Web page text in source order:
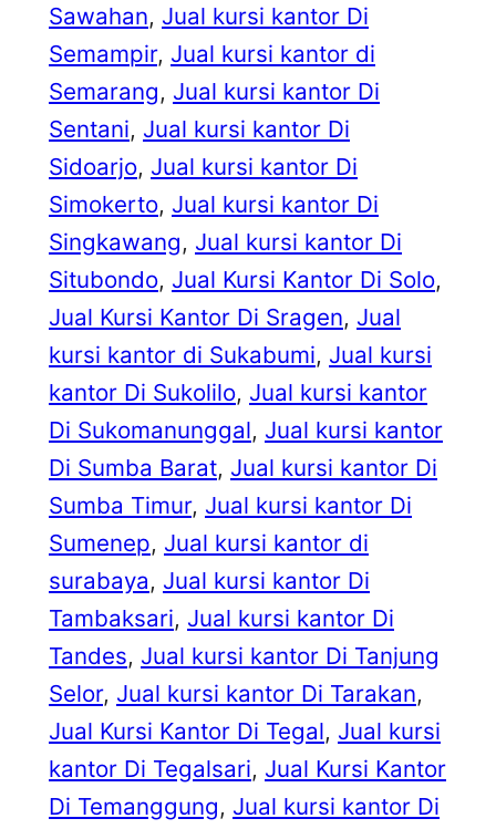
Sawahan, Jual kursi kantor Di
Semampir, Jual kursi kantor di
Semarang, Jual kursi kantor Di
Sentani, Jual kursi kantor Di
Sidoarjo, Jual kursi kantor Di
Simokerto, Jual kursi kantor Di
Singkawang, Jual kursi kantor Di
Situbondo, Jual Kursi Kantor Di Solo
Jual Kursi Kantor Di Sragen, Jual
kursi kantor di Sukabumi, Jual kursi
kantor Di Sukolilo, Jual kursi kantor
Di Sukomanunggal, Jual kursi kantor
Di Sumba Barat, Jual kursi kantor Di
Sumba Timur, Jual kursi kantor Di
Sumenep, Jual kursi kantor di
surabaya, Jual kursi kantor Di
Tambaksari, Jual kursi kantor Di
Tandes, Jual kursi kantor Di Tanjung
Selor, Jual kursi kantor Di Tarakan
Jual Kursi Kantor Di Tegal, Jual kursi
kantor Di Tegalsari, Jual Kursi Kantor
Di Temanggung, Jual kursi kantor Di